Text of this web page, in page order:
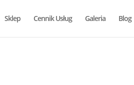
Sklep Cennik Usług Galeria Blog